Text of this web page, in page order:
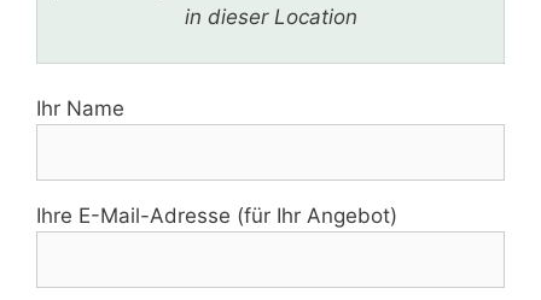
in dieser Location
Ihr Name
Ihre E-Mail-Adresse (für Ihr Angebot)